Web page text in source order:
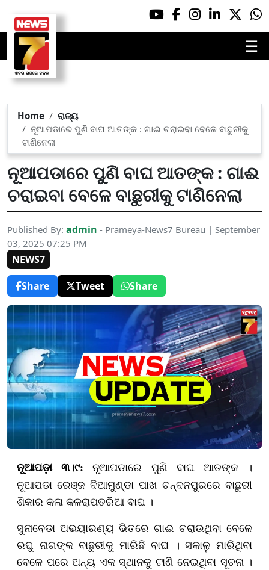
☰
Home
ରାଜ୍ୟ
ନୂଆପଡାରେ ପୁଣି ବାଘ ଆତଙ୍କ : ଗାଈ ଚରାଇବା ବେଳେ ବାଛୁରୀକୁ
ଟାଣିନେଲା
ନୂଆପଡାରେ ପୁଣି ବାଘ ଆତଙ୍କ : ଗାଈ
ଚରାଇବା ବେଳେ ବାଛୁରୀକୁ ଟାଣିନେଲା
Published By: admin - Prameya-News7 Bureau | September
03, 2025 07:25 PM
NEWS7
Share
Tweet Share
ନୂଆପଡ଼ା ୩ ।୯:
ନୂଆପଡାରେ ପୁଣି ବାଘ ଆତଙ୍କ ।
ନୂଆପଡା ରେଞ୍ଜ ଦିଆମୁଣ୍ଡା ପାଖ ଚନ୍ଦନପୁରରେ ବାଛୁରୀ
ଶିକାର କଳା କଳରାପତରିଆ ବାଘ ।
ସୁନାବେଡା ଅଭୟାରଣ୍ୟ ଭିତରେ ଗାଈ ଚରାଉଥିବା ବେଳେ
ରଘୁ ନାଗଙ୍କ ବାଛୁରୀକୁ ମାରିଛି ବାଘ । ସକାଳୁ ମାରିଥିବା
ବେଳେ ପରେ ଅନ୍ୟ ଏକ ସ୍ଥାନକୁ ଟାଣି ନେଇଥିବା ସୂଚନା ।